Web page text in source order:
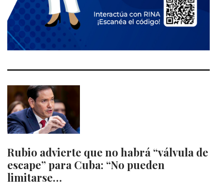
Rubio advierte que no habrá “válvula de
escape” para Cuba: “No pueden
limitarse…